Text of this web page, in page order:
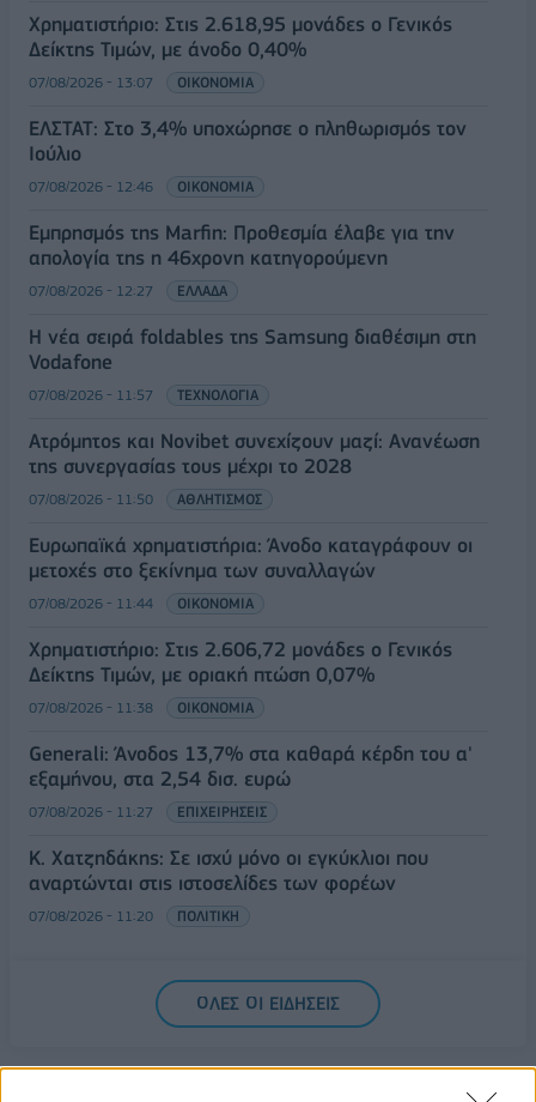
Χρηματιστήριο: Στις 2.618,95 μονάδες ο Γενικός
Δείκτης Τιμών, με άνοδο 0,40%
07/08/2026 - 13:07 ΟΙΚΟΝΟΜΙΑ
ΕΛΣΤΑΤ: Στο 3,4% υποχώρησε ο πληθωρισμός τον
Ιούλιο
07/08/2026 - 12:46 ΟΙΚΟΝΟΜΙΑ
Εμπρησμός της Marfin: Προθεσμία έλαβε για την
απολογία της η 46χρονη κατηγορούμενη
07/08/2026 - 12:27 ΕΛΛΑΔΑ
Η νέα σειρά foldables της Samsung διαθέσιμη στη
Vodafone
07/08/2026 - 11:57 ΤΕΧΝΟΛΟΓΙΑ
Ατρόμητος και Novibet συνεχίζουν μαζί: Ανανέωση
της συνεργασίας τους μέχρι το 2028
07/08/2026 - 11:50 ΑΘΛΗΤΙΣΜΟΣ
Ευρωπαϊκά χρηματιστήρια: Άνοδο καταγράφουν οι
μετοχές στο ξεκίνημα των συναλλαγών
07/08/2026 - 11:44 ΟΙΚΟΝΟΜΙΑ
Χρηματιστήριο: Στις 2.606,72 μονάδες ο Γενικός
Δείκτης Τιμών, με οριακή πτώση 0,07%
07/08/2026 - 11:38 ΟΙΚΟΝΟΜΙΑ
Generali: Άνοδος 13,7% στα καθαρά κέρδη του α'
εξαμήνου, στα 2,54 δισ. ευρώ
07/08/2026 - 11:27 ΕΠΙΧΕΙΡΗΣΕΙΣ
Κ. Χατζηδάκης: Σε ισχύ μόνο οι εγκύκλιοι που
αναρτώνται στις ιστοσελίδες των φορέων
07/08/2026 - 11:20 ΠΟΛΙΤΙΚΗ
ΟΛΕΣ ΟΙ ΕΙΔΗΣΕΙΣ